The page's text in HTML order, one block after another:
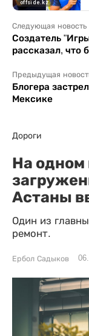
Следующая новость
Создатель
рассказал, что
Предыдущая
Блогера
Мексике
Дороги
На одном
Астаны
Один из
ремонт.
Ербол Садыков